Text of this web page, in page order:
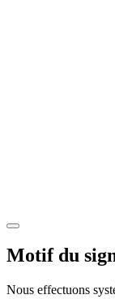
Motif du
Nous effectuons